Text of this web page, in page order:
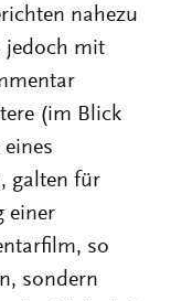
nahezu
jedoch mit
(im Blick
galten für
einer
so
sondern